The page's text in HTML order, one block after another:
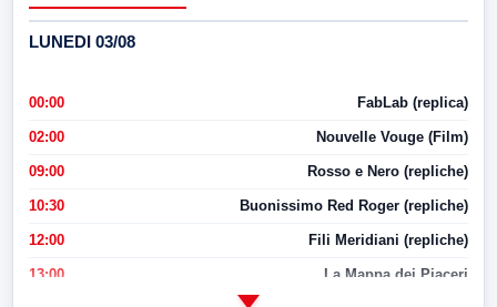
LUNEDI 03/08
00:00 FabLab (replica)
02:00 Nouvelle Vouge (Film)
09:00 Rosso e Nero (repliche)
10:30 Buonissimo Red Roger (repliche)
12:00 Fili Meridiani (repliche)
13:00 La Mappa dei Piaceri